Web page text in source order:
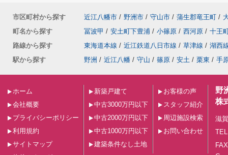
市区町村から探す 近江八幡市 / 野洲市 / 守山市 / 蒲生郡竜王町 /
町名から探す
冨波甲 / 安土町下豊浦 / 小篠原 / 西河原 / 十王
路線から探す
東海道本線 / 近江鉄道八日市線 / 草津線 / 湖西
駅から探す
野洲 / 近江八幡 / 守山 / 篠原 / 安土 / 栗東 / 手
ホーム
会社概要
プライバシーポリシー
利用規約
サイトマップ
新築戸建て
中古3000万円以下
中古2000万円以下
中古1000万円以下
建築条件なし土地
お客様の声
スタッフ紹介
周辺施設検索
お問い合わせ
野
株
滋